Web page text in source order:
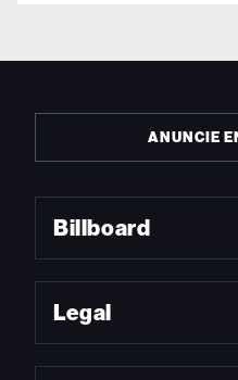
ANUNCIE
Billboard
Legal